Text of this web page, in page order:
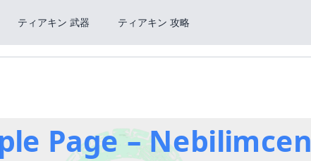
ティアキン 武器 ティアキン 攻略
Page – Nebilimcen